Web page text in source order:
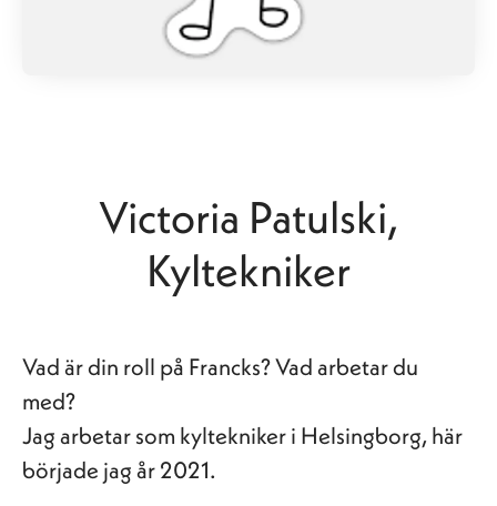
Victoria Patulski,
Kyltekniker
Vad är din roll på Francks? Vad arbetar du
med?
Jag arbetar som kyltekniker i Helsingborg, här
började jag år 2021.